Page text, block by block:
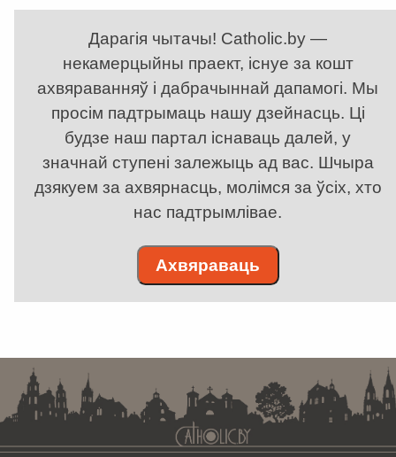
Дарагія чытачы! Catholic.by —
некамерцыйны праект, існуе за кошт
ахвяраванняў і дабрачыннай дапамогі. Мы
просім падтрымаць нашу дзейнасць. Ці
будзе наш партал існаваць далей, у
значнай ступені залежыць ад вас. Шчыра
дзякуем за ахвярнасць, молімся за ўсіх, хто
нас падтрымлівае.
Ахвяраваць